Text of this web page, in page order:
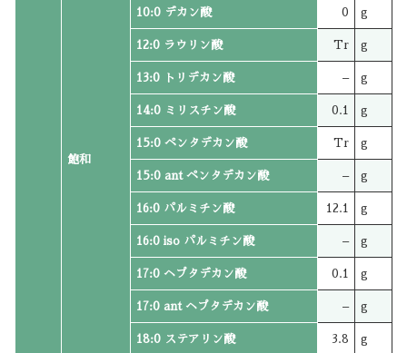
飽和
10:0 デカン酸 0 g
12:0 ラウリン酸 Tr g
13:0 トリデカン酸 – g
14:0 ミリスチン酸 0.1 g
15:0 ペンタデカン酸 Tr g
15:0 ant ペンタデカン酸 – g
16:0 パルミチン酸 12.1 g
16:0 iso パルミチン酸 – g
17:0 ヘプタデカン酸 0.1 g
17:0 ant ヘプタデカン酸 – g
18:0 ステアリン酸 3.8 g